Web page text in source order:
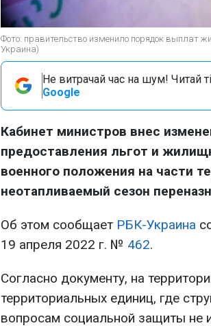
Фото: правительство изменило порядок выплат
Украина)
Не витрачай час на шум! Читай
Google
Кабинет министров внес
предоставления льгот и
военного положения на части
неотапливаемый сезон
Об этом сообщает РБК-Украина
19 апреля 2022 г. № 462.
Согласно документу, на
территориальных единиц, где
вопросам социальной защиты не